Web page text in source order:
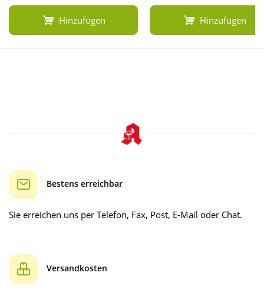
Hinzufügen Hinzufügen
Bestens erreichbar
Sie erreichen uns per Telefon, Fax, Post, E-Mail oder Chat.
Versandkosten